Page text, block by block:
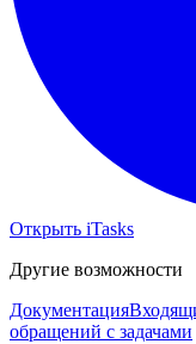
Открыть iTasks
Другие возможности
Документация
обращений с задачами